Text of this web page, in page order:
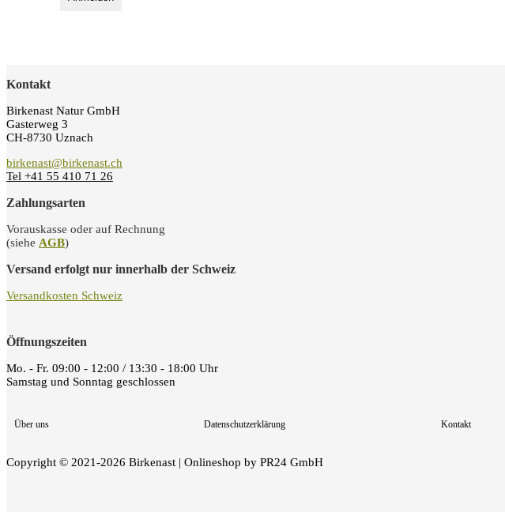
Kontakt
Birkenast Natur GmbH
Gasterweg 3
CH-8730 Uznach
birkenast@birkenast.ch
Tel +41 55 410 71 26
Zahlungsarten
Vorauskasse oder auf Rechnung
(siehe AGB)
Versand erfolgt nur innerhalb der Schweiz
Versandkosten Schweiz
Öffnungszeiten
Mo. - Fr. 09:00 - 12:00 / 13:30 - 18:00 Uhr
Samstag und Sonntag geschlossen
Über uns Datenschutzerklärung Kontakt
Copyright © 2021-2026 Birkenast | Onlineshop by PR24 GmbH